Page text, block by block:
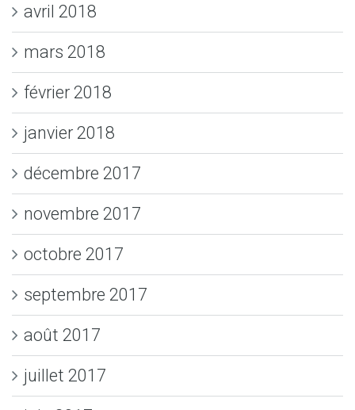
avril 2018
mars 2018
février 2018
janvier 2018
décembre 2017
novembre 2017
octobre 2017
septembre 2017
août 2017
juillet 2017